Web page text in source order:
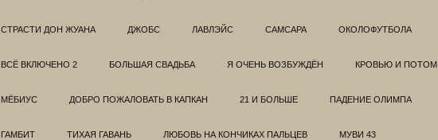
СТРАСТИ ДОН ЖУАНА ДЖОБС ЛАВЛЭЙС САМСАРА ОКОЛОФУТБОЛА
ВСЁ ВКЛЮЧЕНО 2 БОЛЬШАЯ СВАДЬБА Я ОЧЕНЬ ВОЗБУЖДЁН КРОВЬЮ И ПОТОМ
МЁБИУС ДОБРО ПОЖАЛОВАТЬ В КАПКАН 21 И БОЛЬШЕ ПАДЕНИЕ ОЛИМПА
ГАМБИТ ТИХАЯ ГАВАНЬ ЛЮБОВЬ НА КОНЧИКАХ ПАЛЬЦЕВ МУВИ 43